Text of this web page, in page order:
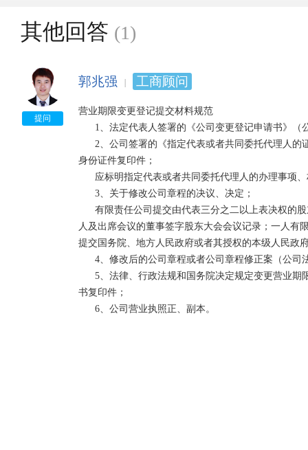
其他回答 (1)
提问
郭兆强 工商顾问
营业期限变更登记提交材料规范
身份证件复印件；
人及出席会议的董事签字股东大会会议记录；一人有
提交国务院、地方人民政府或者其授权的本级人民政
书复印件；
      6、公司营业执照正、副本。